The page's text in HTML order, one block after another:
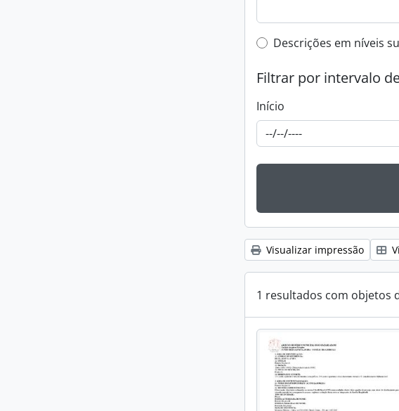
Filtro de
Descrições em níveis
Filtrar por intervalo
Início
Visualizar impressão
1 resultados com objetos